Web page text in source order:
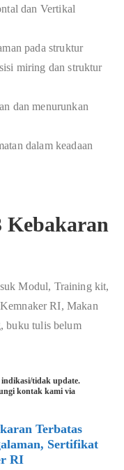
dan Vertikal
pada struktur
miring dan struktur
dan menurunkan
dalam keadaan
Kebakaran
Modul, Training kit,
RI, Makan
buku tulis belum
indikasi/tidak update.
kontak kami via
Terbatas
Sertifikat
RI